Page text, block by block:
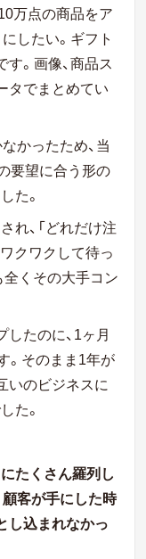
万点の商品をア
したい。ギフト
。画像、商品ス
タでまとめてい
かったため、当
要望に合う形の
た。
れ、「どれだけ注
クワクして待っ
全くその大手コン
たのに、1ヶ月
。そのまま1年が
いのビジネスに
た。
たくさん羅列し
顧客が手にした時
し込まれなかっ